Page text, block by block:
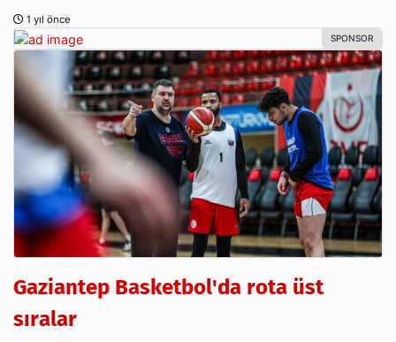
1 yıl önce
Gaziantep Basketbol'da rota üst
sıralar